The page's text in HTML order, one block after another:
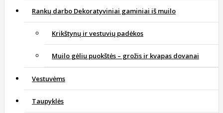
Rankų darbo Dekoratyviniai gaminiai iš muilo
Krikštynų ir vestuvių padėkos
Muilo gėlių puokštės – grožis ir kvapas dovanai
Vestuvėms
Taupyklės